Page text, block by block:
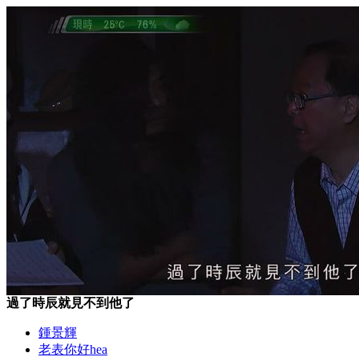
過了時辰就見不到他了
鍾景輝
老表你好hea